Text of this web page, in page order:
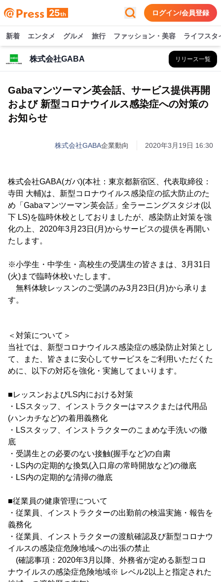
ログイン/会員登録
新着 エンタメ グルメ 旅行 ファッション・美容 ライフスタ
株式会社GABA リリース一覧
Gabaマンツーマン英会話、サービス提供再開
および 新型コロナウイルス感染症への対策の
お知らせ
株式会社GABA企業動向 2020年3月19日 16:30
株式会社GABA(ガバ)(本社：東京都新宿区、代表取締役：
寺田 大輔)は、新型コロナウイルス感染症の拡大防止のた
め「Gabaマンツーマン英会話」全ラーニングスタジオ(以
下 LS)を臨時休校としておりましたが、感染防止対策を強
化の上、2020年3月23日(月)からサービスの提供を再開い
たします。
※小学生・中学生・高校生の受講生の皆さまは、3月31日
(火)まで臨時休校いたします。
無料体験レッスンのご受講のみ3月23日(月)から承りま
す。
＜対策について＞
当社では、新型コロナウイルス感染症の感染防止対策とし
て、また、皆さまに安心してサービスをご利用いただくた
めに、以下の対応を強化・実施してまいります。
■レッスンおよびLS内における対策
・LSスタッフ、インストラクターはマスクまたは代用品
(ハンカチなど)の着用義務化
・LSスタッフ、インストラクターのこまめな手洗いの徹
底
・受講生との必要のない接触(握手など)の自粛
・LS内の定期的な換気(入口扉の常時開放など)の徹底
・LS内の定期的な清掃の徹底
■従業員の健康管理について
・従業員、インストラクターの出勤前の検温実施・報告を
義務化
・従業員、インストラクターの渡航確認及び新型コロナウ
イルスの感染症危険地域への出張の禁止
(確認事項：2020年3月以降、外務省が定める新型コロ
ナウイルスの感染症危険地域※ レベル2以上と指定された